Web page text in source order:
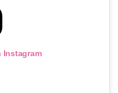
Instagram